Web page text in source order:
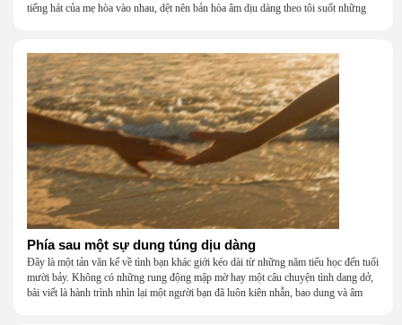
tiếng hát của mẹ hòa vào nhau, dệt nên bản hòa âm dịu dàng theo tôi suốt những
Phía sau một sự dung túng dịu dàng
Đây là một tản văn kể về tình bạn khác giới kéo dài từ những năm tiểu học đến tuổi
mười bảy. Không có những rung động mập mờ hay một câu chuyện tình dang dở,
bài viết là hành trình nhìn lại một người bạn đã luôn kiên nhẫn, bao dung và âm